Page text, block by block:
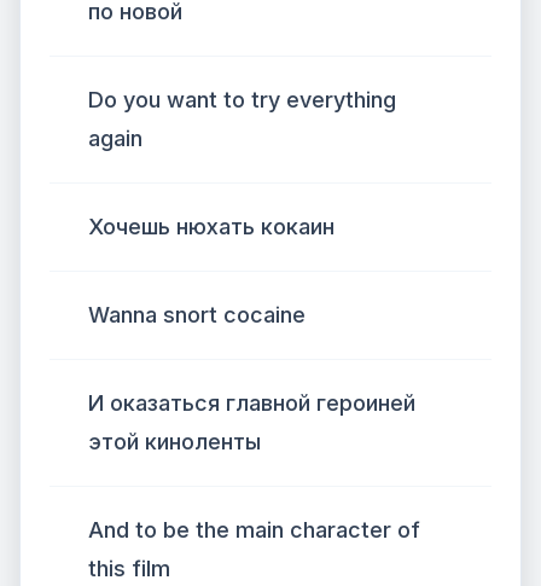
по новой
Do you want to try everything
again
Хочешь нюхать кокаин
Wanna snort cocaine
И оказаться главной героиней
этой киноленты
And to be the main character of
this film